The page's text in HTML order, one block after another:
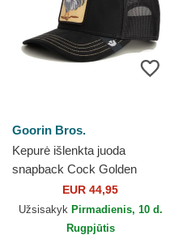
Goorin Bros.
Kepurė išlenkta juoda
snapback Cock Golden
Suede The Farm Goorin
Bros.
EUR 44,95
Užsisakyk Pirmadienis, 10 d.
Rugpjūtis